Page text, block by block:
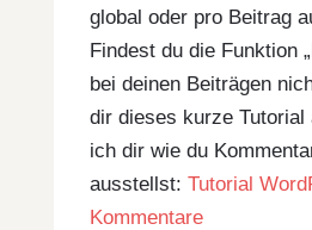
global oder pro Beitrag
Findest du die Funktion
bei deinen Beiträgen
dir dieses kurze Tutorial
ich dir wie du
ausstellst: Tutorial
Kommentare